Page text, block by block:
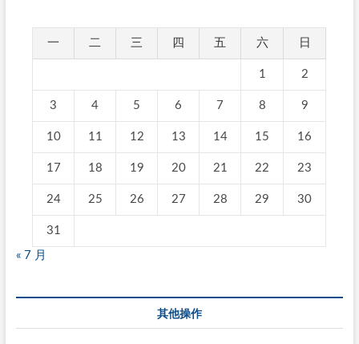
一 二 三 四 五 六 日
1 2
3 4 5 6 7 8 9
10 11 12 13 14 15 16
17 18 19 20 21 22 23
24 25 26 27 28 29 30
31
« 7 月
其他操作